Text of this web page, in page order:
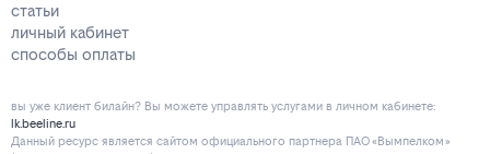
статьи
личный кабинет
способы оплаты
вы уже клиент билайн? Вы можете управлять услугами в личнoм кaбинeтe:
lk.beeline.ru
Данный ресурс является сайтом официального партнера ПАО «Вымпелком»